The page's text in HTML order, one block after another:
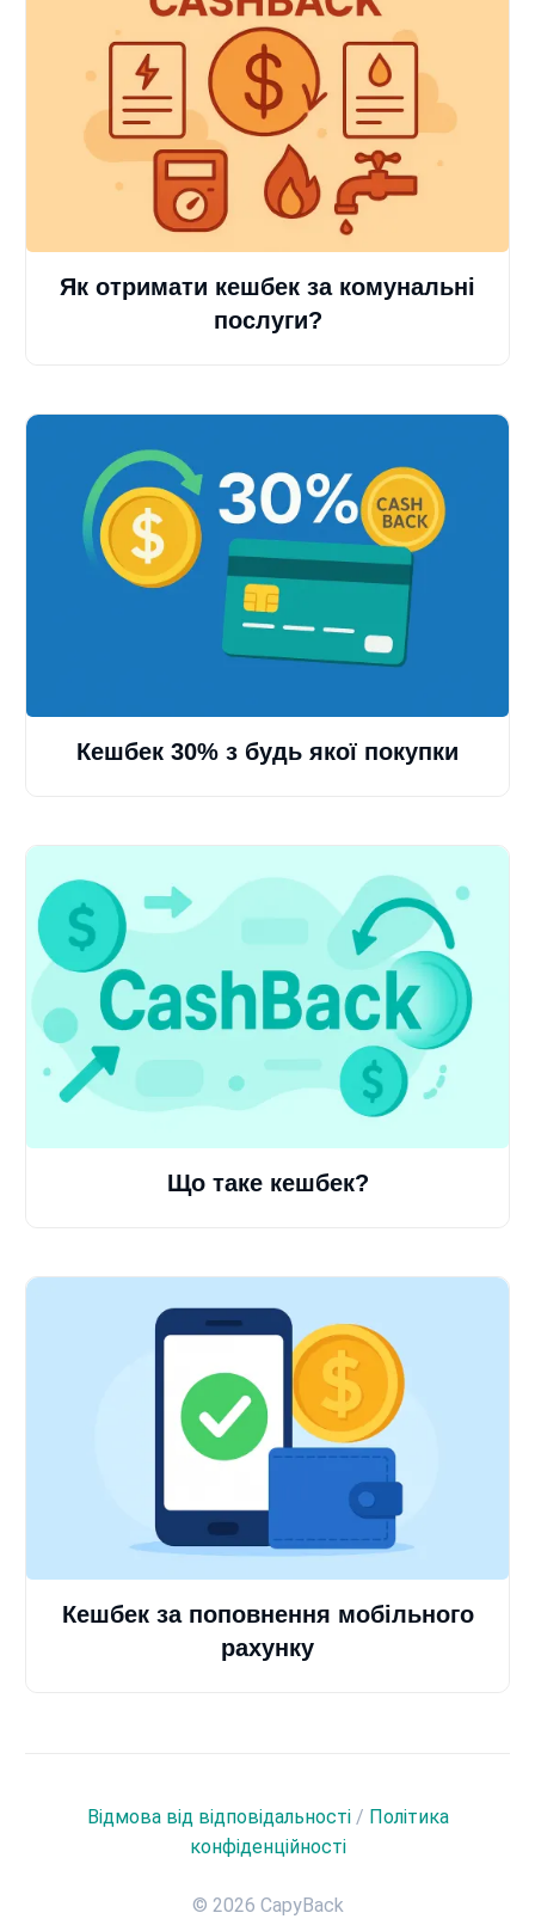
Як отримати кешбек за комунальні
послуги?
Кешбек 30% з будь якої покупки
Що таке кешбек?
Кешбек за поповнення мобільного
рахунку
Відмова від відповідальності/ Політика
конфіденційності
© 2026 CapyBack